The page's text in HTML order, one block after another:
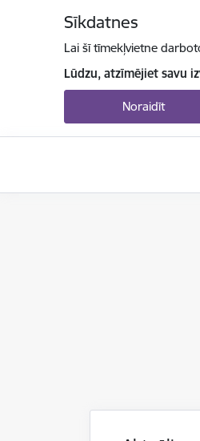
Sīkdatnes
Lai šī tīmekļvietne
Lūdzu, atzīmējiet savu
Noraidīt